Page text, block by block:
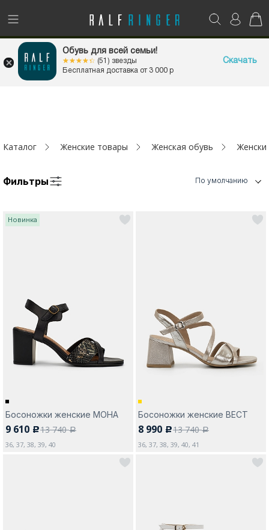
!
Обувь для всей семьи!
☆☆☆☆☆
★★★★★ (51) звезды
Бесплатная доставка от 3 000 р
Скачать
Новинки
Детям
Капсула
Москва
О компании
Возникли вопросы? - club@ralf.ru
1+1=3НА ВСЁ
Каталог Женские товары Женская обувь
Фильтры По умолчанию
Новинка
Босоножки женские МОНА
9 610 c13 740a
36, 37, 38, 39, 40
Босоножки женские ВЕСТ
8 990 c13 740a
36, 37, 38, 39, 40, 41